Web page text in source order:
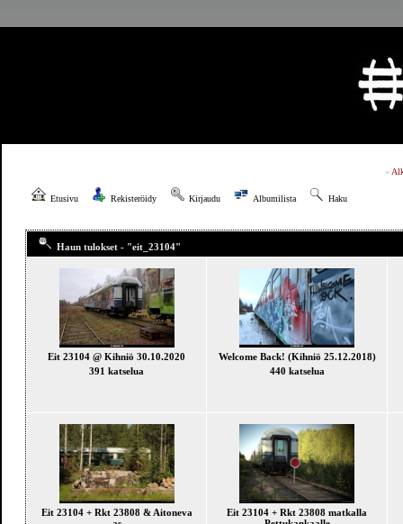
»
Etusivu Rekisteröidy Kirjaudu Albumilista Haku
Haun tulokset - "eit_23104"
Eit 23104 @ Kihniö 30.10.2020
391 katselua
Welcome Back! (Kihniö 25.12.2018)
440 katselua
Eit 23104 + Rkt 23808 & Aitoneva
Eit 23104 + Rkt 23808 matkalla